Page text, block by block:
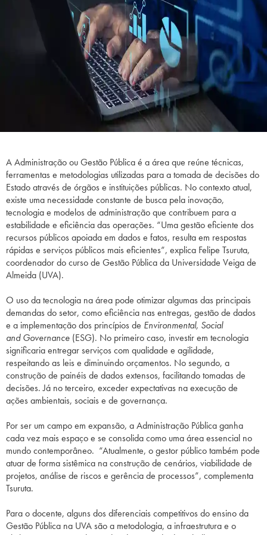
A Administração ou Gestão Pública é a área que reúne técnicas,
ferramentas e metodologias utilizadas para a tomada de decisões do
Estado através de órgãos e instituições públicas. No contexto atual,
existe uma necessidade constante de busca pela inovação,
tecnologia e modelos de administração que contribuem para a
estabilidade e eficiência das operações. “Uma gestão eficiente dos
recursos públicos apoiada em dados e fatos, resulta em respostas
rápidas e serviços públicos mais eficientes”, explica Felipe Tsuruta,
coordenador do curso de Gestão Pública da Universidade Veiga de
Almeida (UVA).
O uso da tecnologia na área pode otimizar algumas das principais
demandas do setor, como eficiência nas entregas, gestão de dados
e a implementação dos princípios de Environmental, Social
and Governance (ESG). No primeiro caso, investir em tecnologia
significaria entregar serviços com qualidade e agilidade,
respeitando as leis e diminuindo orçamentos. No segundo, a
construção de painéis de dados extensos, facilitando tomadas de
decisões. Já no terceiro, exceder expectativas na execução de
ações ambientais, sociais e de governança.
Por ser um campo em expansão, a Administração Pública ganha
cada vez mais espaço e se consolida como uma área essencial no
mundo contemporâneo. “Atualmente, o gestor público também pode
atuar de forma sistêmica na construção de cenários, viabilidade de
projetos, análise de riscos e gerência de processos”, complementa
Tsuruta.
Para o docente, alguns dos diferenciais competitivos do ensino da
Gestão Pública na UVA são a metodologia, a infraestrutura e o